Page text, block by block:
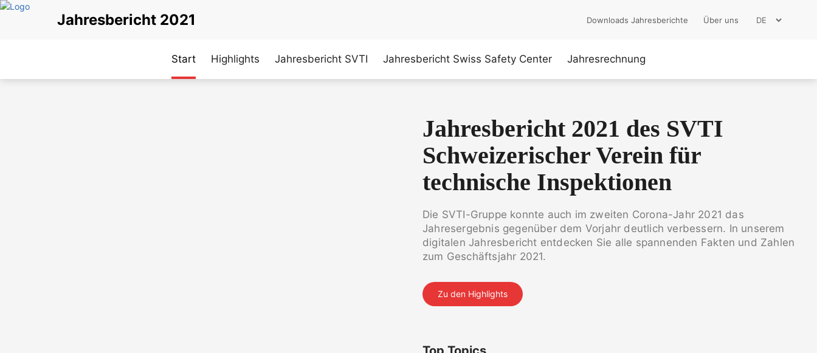
Direkt
Jahresbericht 2021 Downloads Jahresberichte Über uns
Start Highlights Jahresbericht SVTI Jahresbericht Swiss Safety Center Jahresrechnung
Jahresbericht 2021 des SVTI
Schweizerischer Verein für
technische Inspektionen
Die SVTI-Gruppe konnte auch im zweiten Corona-Jahr 2021 das
Jahresergebnis gegenüber dem Vorjahr deutlich verbessern. In unserem
digitalen Jahresbericht entdecken Sie alle spannenden Fakten und Zahlen
zum Geschäftsjahr 2021.
Zu den Highlights